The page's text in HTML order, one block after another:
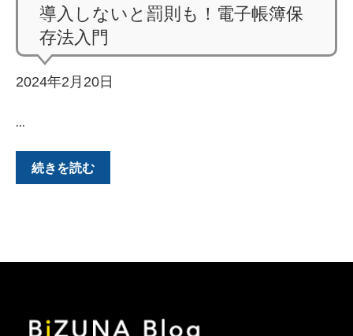
導入しないと罰則も！電子帳簿保
存法入門
2024年2月20日
...
続きを読む